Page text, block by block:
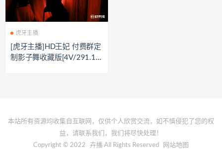
虎牙主播
[虎牙主播]HD王妃 付费群定
制影子舞收藏版[4V/291.1
本站所有资源均收集自互联网，仅供个人欣赏交流，如不慎侵犯了您的权
益，请联系我们，我们将尽快处理！
Copyright © 2022
卉播 All Rights Reserved 网站地图